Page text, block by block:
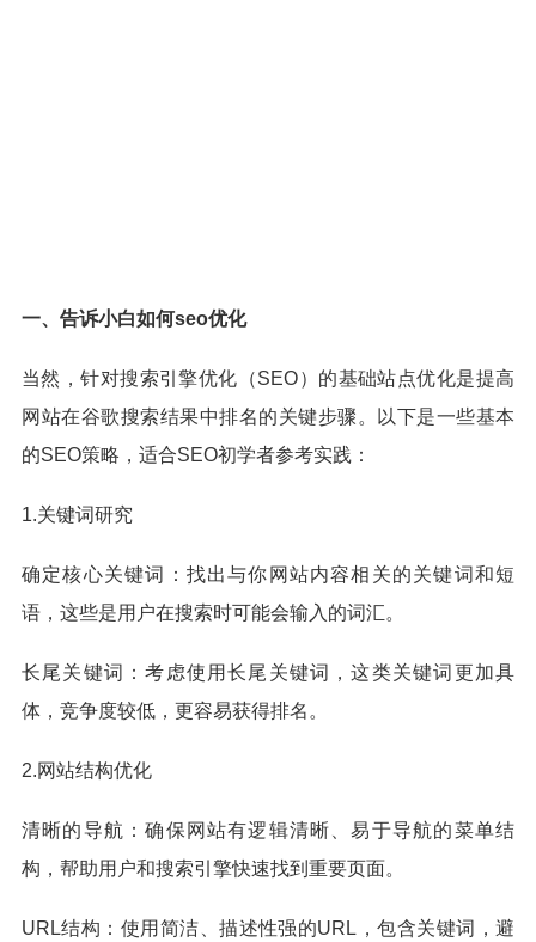
一、告诉小白如何seo优化
当然，针对搜索引擎优化（SEO）的基础站点优化是提高
网站在谷歌搜索结果中排名的关键步骤。以下是一些基本
的SEO策略，适合SEO初学者参考实践：
1.关键词研究
确定核心关键词：找出与你网站内容相关的关键词和短
语，这些是用户在搜索时可能会输入的词汇。
长尾关键词：考虑使用长尾关键词，这类关键词更加具
体，竞争度较低，更容易获得排名。
2.网站结构优化
清晰的导航：确保网站有逻辑清晰、易于导航的菜单结
构，帮助用户和搜索引擎快速找到重要页面。
URL结构：使用简洁、描述性强的URL，包含关键词，避